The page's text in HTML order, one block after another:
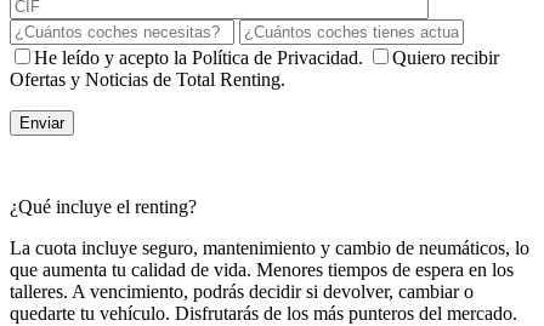
He leído y acepto la Política de Privacidad.
Quiero recibir
Ofertas y Noticias de Total Renting.
¿Qué incluye el renting?
La cuota incluye seguro, mantenimiento y cambio de neumáticos, lo
que aumenta tu calidad de vida. Menores tiempos de espera en los
talleres. A vencimiento, podrás decidir si devolver, cambiar o
quedarte tu vehículo. Disfrutarás de los más punteros del mercado.